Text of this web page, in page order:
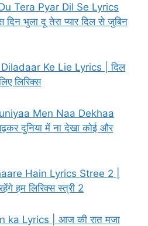
Tera Pyar Dil Se Lyrics
भुला दू तेरा प्यार दिल से जुबिन
Ke Lie Lyrics | दिल
लिरिक्स
Men Naa Dekhaa
दुनिया में ना देखा कोई और
Hain Lyrics Stree 2 |
हम लिरिक्स स्त्री 2
ka Lyrics | आज की रात मजा